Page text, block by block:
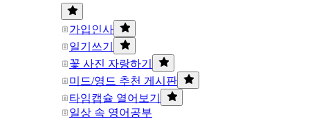
가입인사
일기쓰기
꽃 사진 자랑하기
미드/영드 추천 게시판
타임캡슐 열어보기
일상 속 영어공부